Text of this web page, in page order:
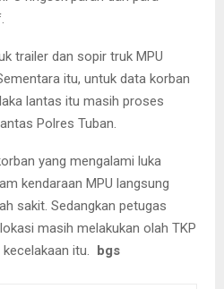
trailer dan sopir truk MPU
itu, untuk data korban
lantas itu masih proses
Polres Tuban.
yang mengalami luka
kendaraan MPU langsung
sakit. Sedangkan petugas
masih melakukan olah TKP
itu. bgs